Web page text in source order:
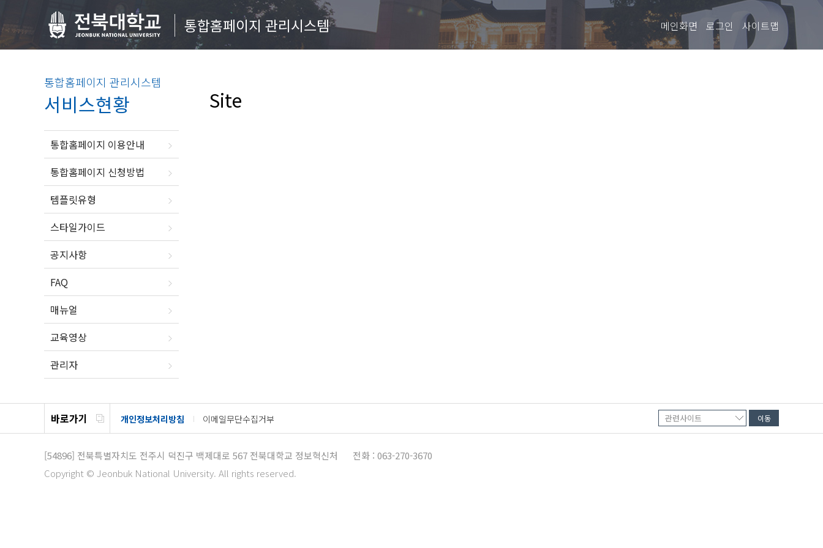
통합홈페이지 관리시스템 메인화면 로그인 사이트맵
통합홈페이지 관리시스템
서비스현황
통합홈페이지 이용안내
통합홈페이지 신청방법
템플릿유형
스타일가이드
공지사항
FAQ
매뉴얼
교육영상
관리자
Site
바로가기 개인정보처리방침 이메일무단수집거부
[54896] 전북특별자치도 전주시 덕진구 백제대로 567 전북대학교 정보혁신처
전화 : 063-270-3670
Copyright © Jeonbuk National University. All rights reserved.